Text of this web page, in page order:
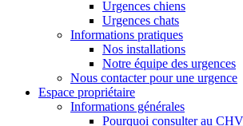
Urgences chiens
Urgences chats
Informations pratiques
Nos installations
Notre équipe des urgences
Nous contacter pour une urgence
Espace propriétaire
Informations générales
Pourquoi consulter au